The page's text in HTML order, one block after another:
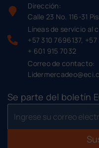
Dirección:
Calle 23 No. 116-31
Líneas de servicio al
+57 310 7696137,
+ 601 915 7032
Correo de contacto:
Se parte del boletín